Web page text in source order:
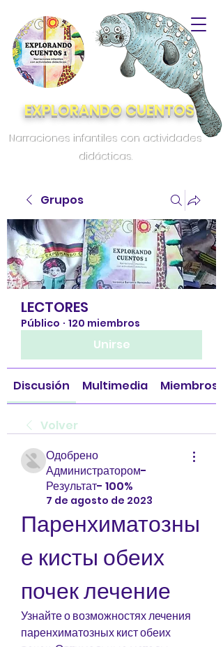
EXPLORANDO CUENTOS
Narraciones infantiles con actividades
didácticas.
Grupos
LECTORES
Público · 120 miembros
Unirse
Discusión Multimedia Miembros
Volver
Одобрено
Администратором-
Результат- 100%
7 de agosto de 2023
Паренхиматозны
е кисты обеих
почек лечение
Узнайте о возможностях лечения
паренхиматозных кист обеих